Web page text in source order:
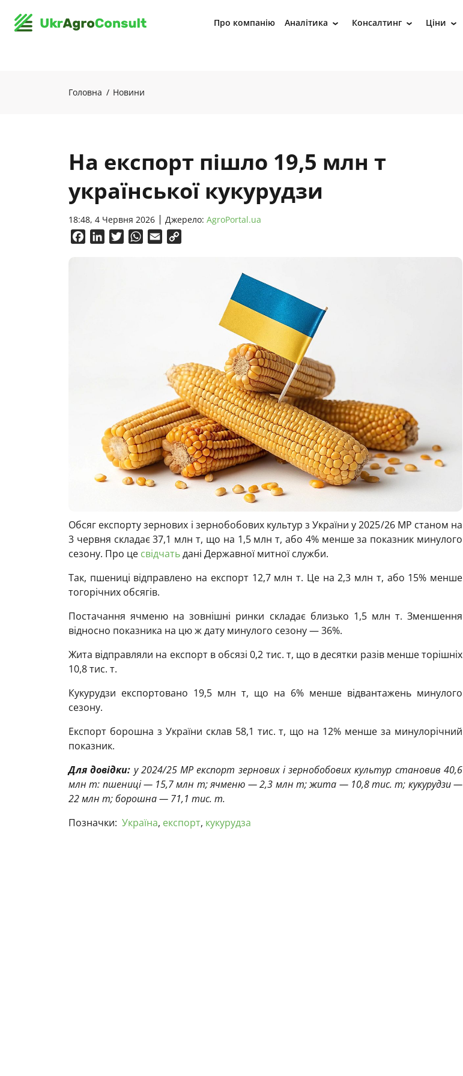
Про компанію Аналітика › Консалтинг › Ціни ›
Головна Новини
На експорт пішло 19,5 млн т
української кукурудзи
18:48, 4 Червня 2026 Джерело: AgroPortal.ua
FacebookLinkedInTwitterWhatsApp
Email
Обсяг експорту зернових і зернобобових культур з України у 2025/26 МР станом на
3 червня складає 37,1 млн т, що на 1,5 млн т, або 4% менше за показник минулого
сезону. Про це свідчатьдані Державної митної служби.
Так, пшениці відправлено на експорт 12,7 млн т. Це на 2,3 млн т, або 15% менше
тогорічних обсягів.
Постачання ячменю на зовнішні ринки складає близько 1,5 млн т. Зменшення
відносно показника на цю ж дату минулого сезону — 36%.
Жита відправляли на експорт в обсязі 0,2 тис. т, що в десятки разів менше торішніх
10,8 тис. т.
Кукурудзи експортовано 19,5 млн т, що на 6% менше відвантажень минулого
сезону.
Експорт борошна з України склав 58,1 тис. т, що на 12% менше за минулорічний
показник.
Для довідки: у 2024/25 МР експорт зернових і зернобобових культур становив 40,6
млн т: пшениці — 15,7 млн т; ячменю — 2,3 млн т; жита — 10,8 тис. т; кукурудзи —
22 млн т; борошна — 71,1 тис. т.
Позначки: Україна, експорт, кукурудза